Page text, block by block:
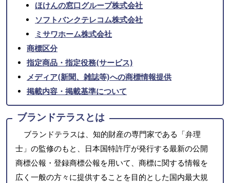
ほけんの窓口グループ株式会社
ソフトバンクテレコム株式会社
ミサワホーム株式会社
商標区分
指定商品・指定役務(サービス)
メディア(新聞、雑誌等)への商標情報提供
掲載内容・掲載基準について
ブランドテラスとは
ブランドテラスは、知的財産の専門家である「弁理
士」の監修のもと、日本国特許庁が発行する最新の公開
商標公報・登録商標公報を用いて、商標に関する情報を
広く一般の方々に提供することを目的とした国内最大規